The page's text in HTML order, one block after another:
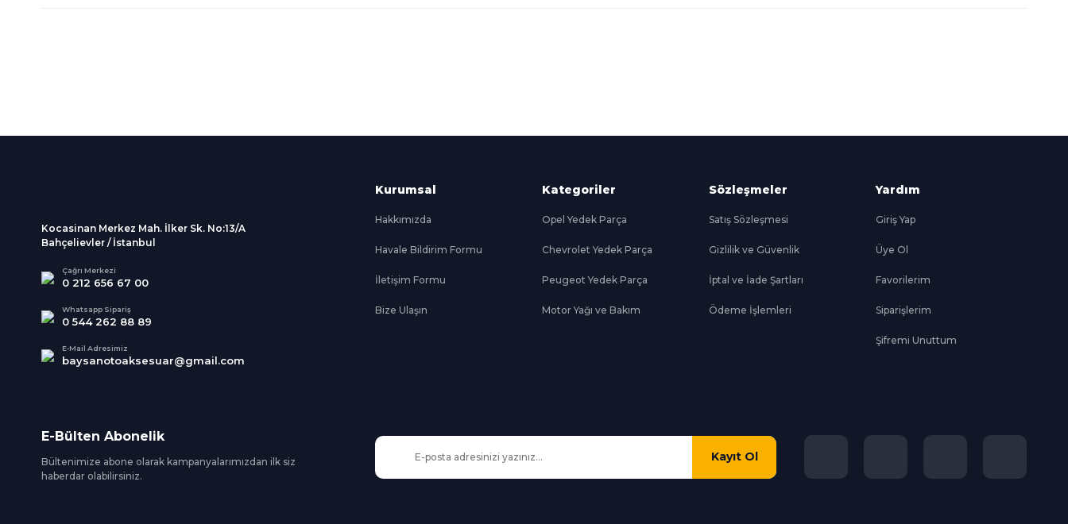
Gönder
Kocasinan Merkez Mah. İlker Sk. No:13/A
Bahçelievler / İstanbul
Çağrı Merkezi
0 212 656 67 00
Whatsapp Sipariş
0 544 262 88 89
E-Mail Adresimiz
baysanotoaksesuar@gmail.com
Kurumsal
Hakkımızda
Havale Bildirim Formu
İletişim Formu
Bize Ulaşın
Kategoriler
Opel Yedek Parça
Chevrolet Yedek Parça
Peugeot Yedek Parça
Motor Yağı ve Bakım
Sözleşmeler
Satış Sözleşmesi
Gizlilik ve Güvenlik
İptal ve İade Şartları
Ödeme İşlemleri
Yardım
Giriş Yap
Üye Ol
Favorilerim
Siparişlerim
Şifremi Unuttum
E-Bülten Abonelik
Bültenimize abone olarak kampanyalarımızdan ilk siz
haberdar olabilirsiniz.
Kayıt Ol